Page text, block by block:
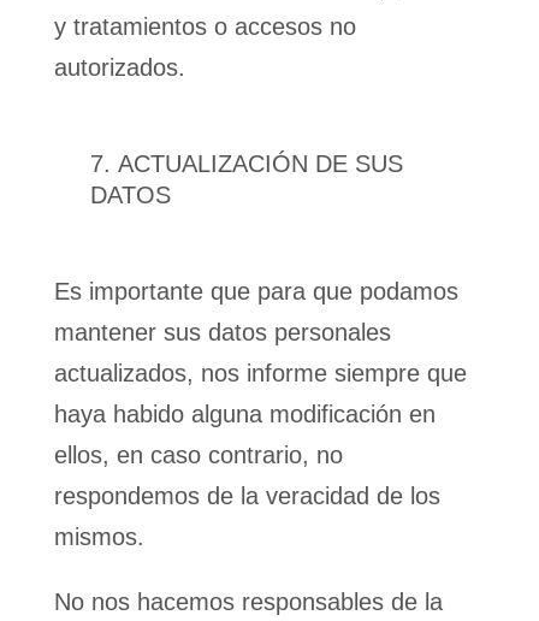
y tratamientos o accesos no
autorizados.
ACTUALIZACIÓN DE SUS
DATOS
Es importante que para que podamos
mantener sus datos personales
actualizados, nos informe siempre que
haya habido alguna modificación en
ellos, en caso contrario, no
respondemos de la veracidad de los
mismos.
No nos hacemos responsables de la